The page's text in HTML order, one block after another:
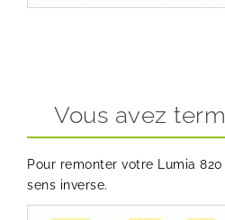
Vous avez
Pour remonter votre Lumia
sens inverse.